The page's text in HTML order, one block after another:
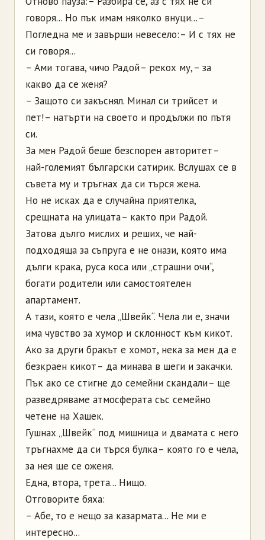
говоря... Но пък имам няколко внуци... –
Погледна ме и завърши невесело: – И с тях не
си говоря...
– Ами тогава, чичо Радой – рекох му, – за
какво да се женя?
– Защото си закъснял. Минал си трийсет и
пет! – натърти на своето и продължи по пътя
си.
За мен Радой беше безспорен авторитет –
най-големият български сатирик. Вслушах се в
съвета му и тръгнах да си търся жена.
Но не исках да е случайна приятелка,
срещната на улицата – както при Радой.
Затова дълго мислих и реших, че най-
подходяща за съпруга е не онази, която има
дълги крака, руса коса или „страшни очи“,
богати родители или самостоятелен
апартамент.
А тази, която е чела „Швейк“. Чела ли е, значи
има чувство за хумор и склонност към кикот.
Ако за други бракът е хомот, нека за мен да е
безкраен кикот – да минава в шеги и закачки.
Пък ако се стигне до семейни скандали – ще
разведряваме атмосферата със семейно
четене на Хашек.
Гушнах „Швейк“ под мишница и двамата с него
тръгнахме да си търся булка – която го е чела,
за нея ще се оженя.
Една, втора, трета... Нищо.
Отговорите бяха:
– Абе, то е нещо за казармата... Не ми е
интересно...